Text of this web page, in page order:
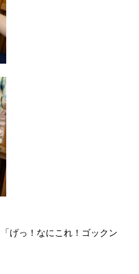
げっ！なにこれ！ゴックン